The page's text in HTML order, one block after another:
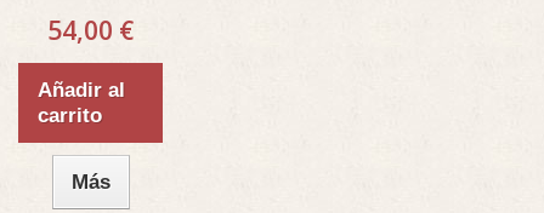
54,00 €
Añadir al
carrito
Más